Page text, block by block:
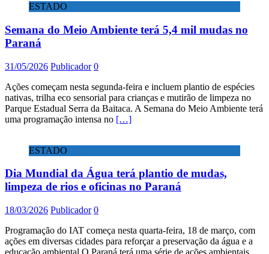
ESTADO
Semana do Meio Ambiente terá 5,4 mil mudas no
Paraná
31/05/2026 Publicador 0
Ações começam nesta segunda-feira e incluem plantio de espécies
nativas, trilha eco sensorial para crianças e mutirão de limpeza no
Parque Estadual Serra da Baitaca. A Semana do Meio Ambiente terá
uma programação intensa no […]
ESTADO
Dia Mundial da Água terá plantio de mudas,
limpeza de rios e oficinas no Paraná
18/03/2026 Publicador 0
Programação do IAT começa nesta quarta-feira, 18 de março, com
ações em diversas cidades para reforçar a preservação da água e a